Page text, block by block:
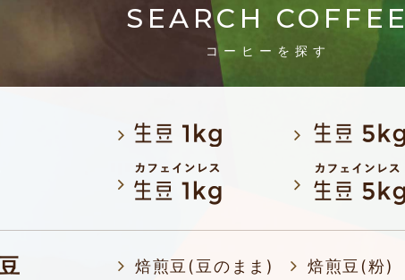
SEARCH COFFEE
コーヒーを探す
焙煎豆(豆のまま) 焙煎豆(粉)